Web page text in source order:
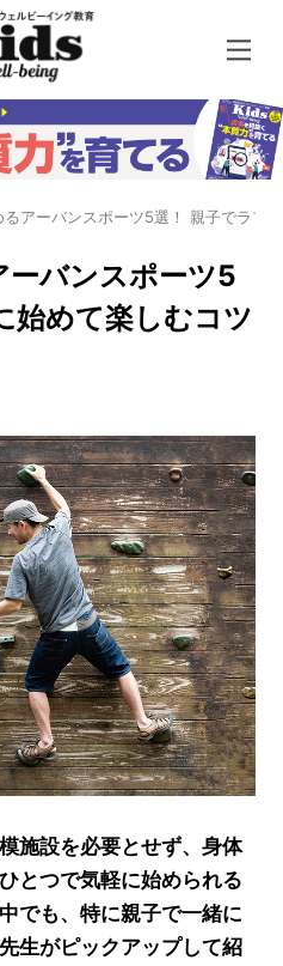
るアーバンスポーツ5選！ 親子でラフ
ーバンスポーツ5
始めて楽しむコツ
施設を必要とせず、身体
とつで気軽に始められる
でも、特に親子で一緒に
生がピックアップして紹